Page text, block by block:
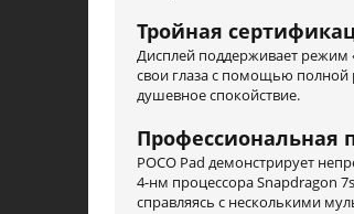
Тройная
Дисплей поддерживает режим
свои глаза с помощью полной
душевное спокойствие.
Профессиональная
POCO Pad демонстрирует
4-нм процессора Snapdragon
справляясь с несколькими